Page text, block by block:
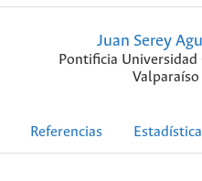
Juan Serey
Pontificia Universidad
Valparaíso
Referencias